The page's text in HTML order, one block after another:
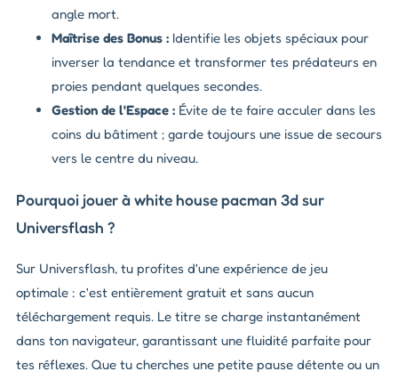
angle mort.
Maîtrise des Bonus : Identifie les objets spéciaux pour
inverser la tendance et transformer tes prédateurs en
proies pendant quelques secondes.
Gestion de l'Espace : Évite de te faire acculer dans les
coins du bâtiment ; garde toujours une issue de secours
vers le centre du niveau.
Pourquoi jouer à white house pacman 3d sur
Universflash ?
Sur Universflash, tu profites d'une expérience de jeu
optimale : c'est entièrement gratuit et sans aucun
téléchargement requis. Le titre se charge instantanément
dans ton navigateur, garantissant une fluidité parfaite pour
tes réflexes. Que tu cherches une petite pause détente ou un